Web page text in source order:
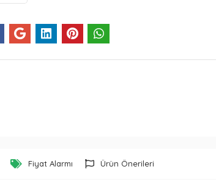
Fiyat Alarmı Ürün Önerileri